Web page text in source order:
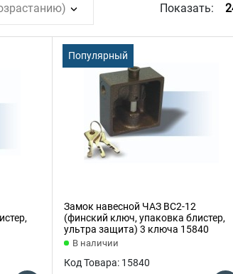
Показать:
Популярный
Замок навесной ЧАЗ ВС2-12
(финский ключ, упаковка блистер,
ультра защита) 3 ключа 15840
В наличии
Код Товара: 15840